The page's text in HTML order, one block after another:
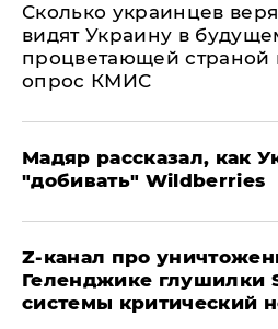
Сколько украинцев
видят Украину в
процветающей страной
опрос КМИС
Мадяр рассказал, как
"добивать" Wildberries
Z-канал про
Геленджике глушилки
системы критический